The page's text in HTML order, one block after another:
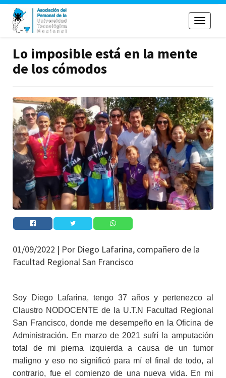
Toggle
Lo imposible está en la mente
de los cómodos
01/09/2022 | Por Diego Lafarina, compañero de la
Facultad Regional San Francisco
Soy Diego Lafarina, tengo 37 años y pertenezco al
Claustro NODOCENTE de la U.T.N Facultad Regional
San Francisco, donde me desempeño en la Oficina de
Administración. En marzo de 2021 sufrí la amputación
total de mi pierna izquierda a causa de un tumor
maligno y eso no significó para mí el final de todo, al
contrario, fue el comienzo de una nueva vida. En mi